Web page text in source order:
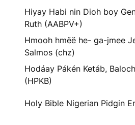
Hiyay Habi nin Dioh boy
Ruth (AABPV+)
Hmooh hmëë he- ga-jmee
Salmos (chz)
Hodáay Pákén Ketáb,
(HPKB)
Holy Bible Nigerian Pidgin